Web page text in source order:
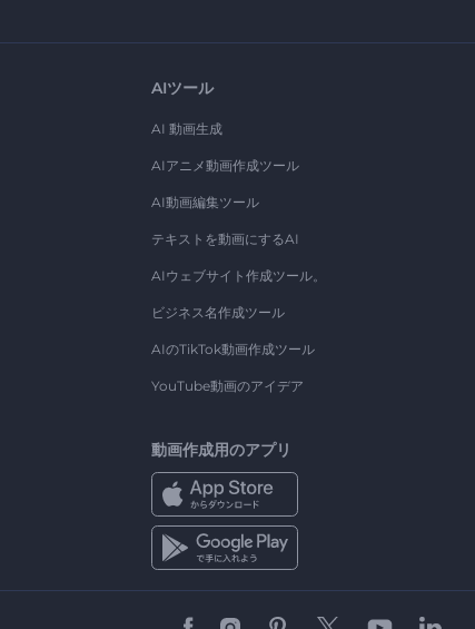
AIツール
AI 動画生成
AIアニメ動画作成ツール
AI動画編集ツール
テキストを動画にするAI
AIウェブサイト作成ツール。
ビジネス名作成ツール
AIのTikTok動画作成ツール
YouTube動画のアイデア
動画作成用のアプリ